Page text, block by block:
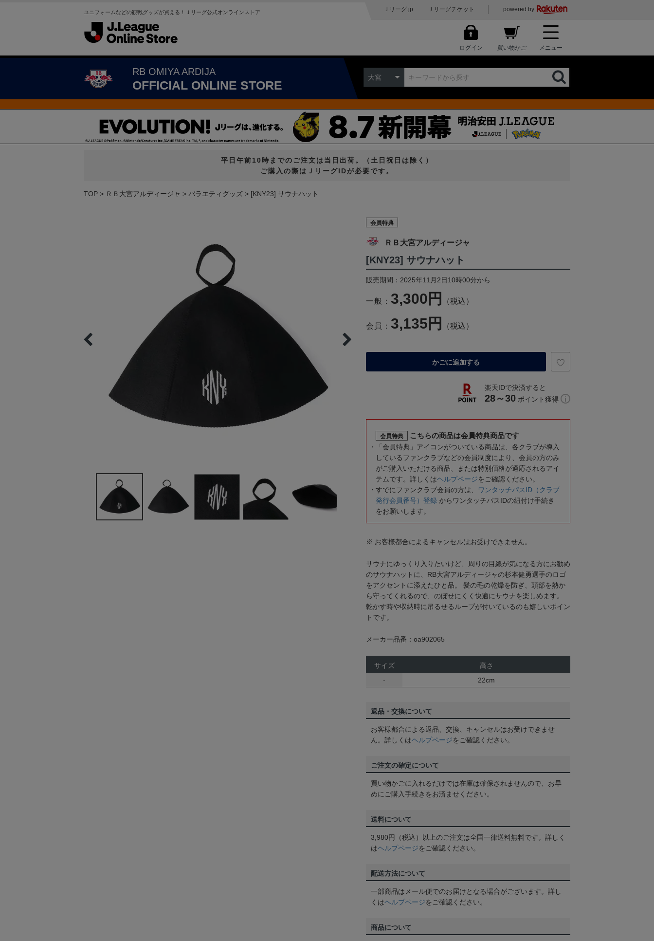
ユニフォームなどの観戦グッズが買える！Ｊリーグ公式オンラインストア Ｊリーグ.jp Ｊリーグチケット powered by
ログイン 買い物かご メニュー
RB OMIYA ARDIJA
OFFICIAL ONLINE STORE
大宮
平日午前10時までのご注文は当日出荷。（土日祝日は除く）
ご購入の際はＪリーグIDが必要です。
TOP ＲＢ大宮アルディージャ バラエティグッズ [KNY23] サウナハット
会員特典
ＲＢ大宮アルディージャ
[KNY23] サウナハット
販売期間：2025年11月2日10時00分から
一般： 3,300円 （税込）
会員： 3,135円 （税込）
かごに追加する
楽天IDで決済すると
28～30 ポイント獲得
会員特典 こちらの商品は会員特典商品です
「会員特典」アイコンがついている商品は、各クラブが導入
しているファンクラブなどの会員制度により、会員の方のみ
がご購入いただける商品、または特別価格が適応されるアイ
テムです。詳しくはヘルプページをご確認ください。
すでにファンクラブ会員の方は、
ワンタッチパスID（クラブ
発行会員番号）登録 からワンタッチパスIDの紐付け手続き
をお願いします。
※ お客様都合によるキャンセルはお受けできません。
サウナにゆっくり入りたいけど、周りの目線が気になる方にお勧め
のサウナハットに、RB大宮アルディージャの杉本健勇選手のロゴ
をアクセントに添えたひと品。 髪の毛の乾燥を防ぎ、頭部を熱か
ら守ってくれるので、のぼせにくく快適にサウナを楽しめます。
乾かす時や収納時に吊るせるループが付いているのも嬉しいポイン
トです。
メーカー品番：oa902065
サイズ
高さ
-
22cm
返品・交換について
お客様都合による返品、交換、キャンセルはお受けできませ
ん。詳しくはヘルプページをご確認ください。
ご注文の確定について
買い物かごに入れるだけでは在庫は確保されませんので、お早
めにご購入手続きをお済ませください。
送料について
3,980円（税込）以上のご注文は全国一律送料無料です。詳しく
はヘルプページをご確認ください。
配送方法について
一部商品はメール便でのお届けとなる場合がございます。詳し
くはヘルプページをご確認ください。
商品について